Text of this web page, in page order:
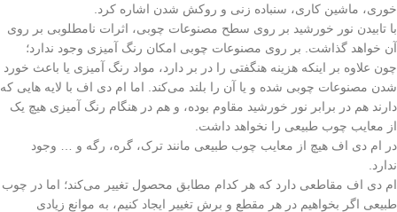
خوری، ماشین کاری، سنباده زنی و روکش شدن اشاره کرد.
با تابیدن نور خورشید بر روی سطح مصنوعات چوبی، اثرات نامطلوبی بر روی
آن خواهد گذاشت. بر روی مصنوعات چوبی امکان رنگ آمیزی وجود ندارد؛
چون علاوه بر اینکه هزینه هنگفتی را در بر دارد، مواد رنگ آمیزی یا باعث خورد
شدن مصنوعات چوبی شده و یا آن را بلند می‌کند. اما ام دی اف با لایه هایی که
دارند هم در برابر نور خورشید مقاوم بوده، و هم در هنگام رنگ آمیزی هیچ یک
از معایب چوب طبیعی را نخواهد داشت.
در ام دی اف هیچ از معایب چوب طبیعی مانند ترک، گره، رگه و … وجود
ندارد.
ام دی اف مقاطعی دارد که هر کدام مطابق محصول تغییر می‌کند؛ اما در چوب
طبیعی اگر بخواهیم در هر مقطع و برش تغییر ایجاد کنیم، به موانع زیادی